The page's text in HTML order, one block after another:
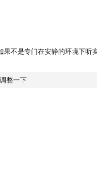
：男性混入女性拳击比赛
Living Through
不是专门在安静的环境下听
整一下